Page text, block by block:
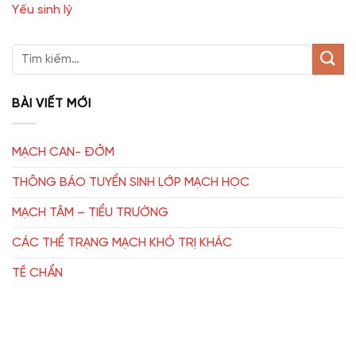
Yếu sinh lý
BÀI VIẾT MỚI
MẠCH CAN- ĐỞM
THÔNG BÁO TUYỂN SINH LỚP MẠCH HỌC
MẠCH TÂM – TIỂU TRƯỜNG
CÁC THỂ TRẠNG MẠCH KHÓ TRỊ KHÁC
TỀ CHẨN